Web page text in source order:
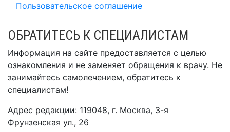
Пользовательское соглашение
ОБРАТИТЕСЬ К СПЕЦИАЛИСТАМ
Информация на сайте предоставляется с целью
ознакомления и не заменяет обращения к врачу. Не
занимайтесь самолечением, обратитесь к
специалистам!
Адрес редакции: 119048, г. Москва, 3-я
Фрунзенская ул., 26